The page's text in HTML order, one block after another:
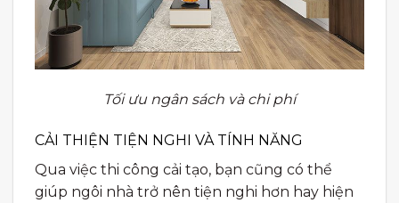
Tối ưu ngân sách và chi phí
CẢI THIỆN TIỆN NGHI VÀ TÍNH NĂNG
Qua việc thi công cải tạo, bạn cũng có thể
giúp ngôi nhà trở nên tiện nghi hơn hay hiện